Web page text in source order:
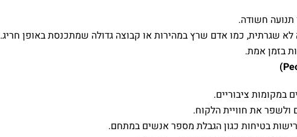
תנועה חשודה.
שגרתית, כמו אדם שרץ במהירות או קבוצה גדולה שמתכנסת באופן חריג.
בזמן אמת.
ציבוריים.
ולשפר את חוויית הלקוח.
בטיחות כגון הגבלת מספר אנשים במתחם.